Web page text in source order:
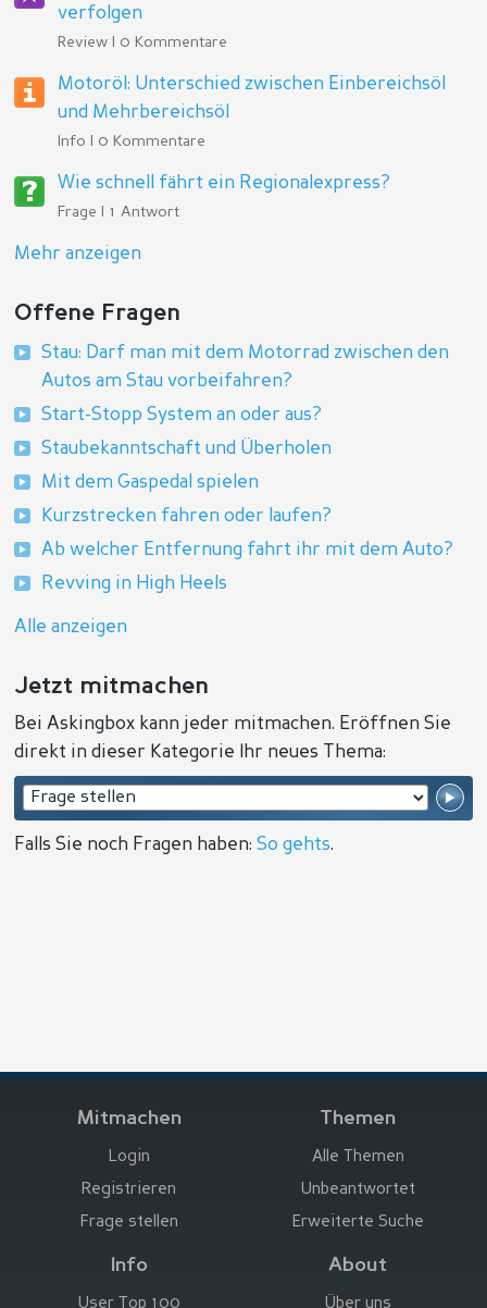
verfolgen
Review | 0 Kommentare
Motoröl: Unterschied zwischen Einbereichsöl
und Mehrbereichsöl
Info | 0 Kommentare
Wie schnell fährt ein Regionalexpress?
Frage | 1 Antwort
Mehr anzeigen
Offene Fragen
Stau: Darf man mit dem Motorrad zwischen den
Autos am Stau vorbeifahren?
Start-Stopp System an oder aus?
Staubekanntschaft und Überholen
Mit dem Gaspedal spielen
Kurzstrecken fahren oder laufen?
Ab welcher Entfernung fahrt ihr mit dem Auto?
Revving in High Heels
Alle anzeigen
Jetzt mitmachen
Bei Askingbox kann jeder mitmachen. Eröffnen Sie
direkt in dieser Kategorie Ihr neues Thema:
Falls Sie noch Fragen haben:So gehts.
Mitmachen
Login
Registrieren
Frage stellen
Themen
Alle Themen
Unbeantwortet
Erweiterte Suche
Info
User Top 100
About
Über uns